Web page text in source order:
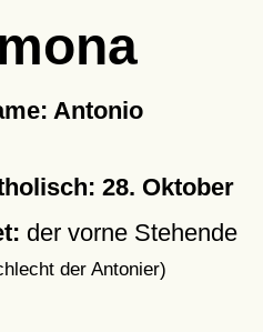
Antonio
28. Oktober
der vorne Stehende
der Antonier)